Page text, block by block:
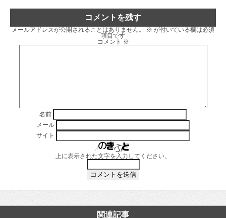
コメントを残す
メールアドレスが公開されることはありません。 ※ が付いている欄は必須
項目です
コメント ※
名前
メール
サイト
上に表示された文字を入力してください。
関連記事